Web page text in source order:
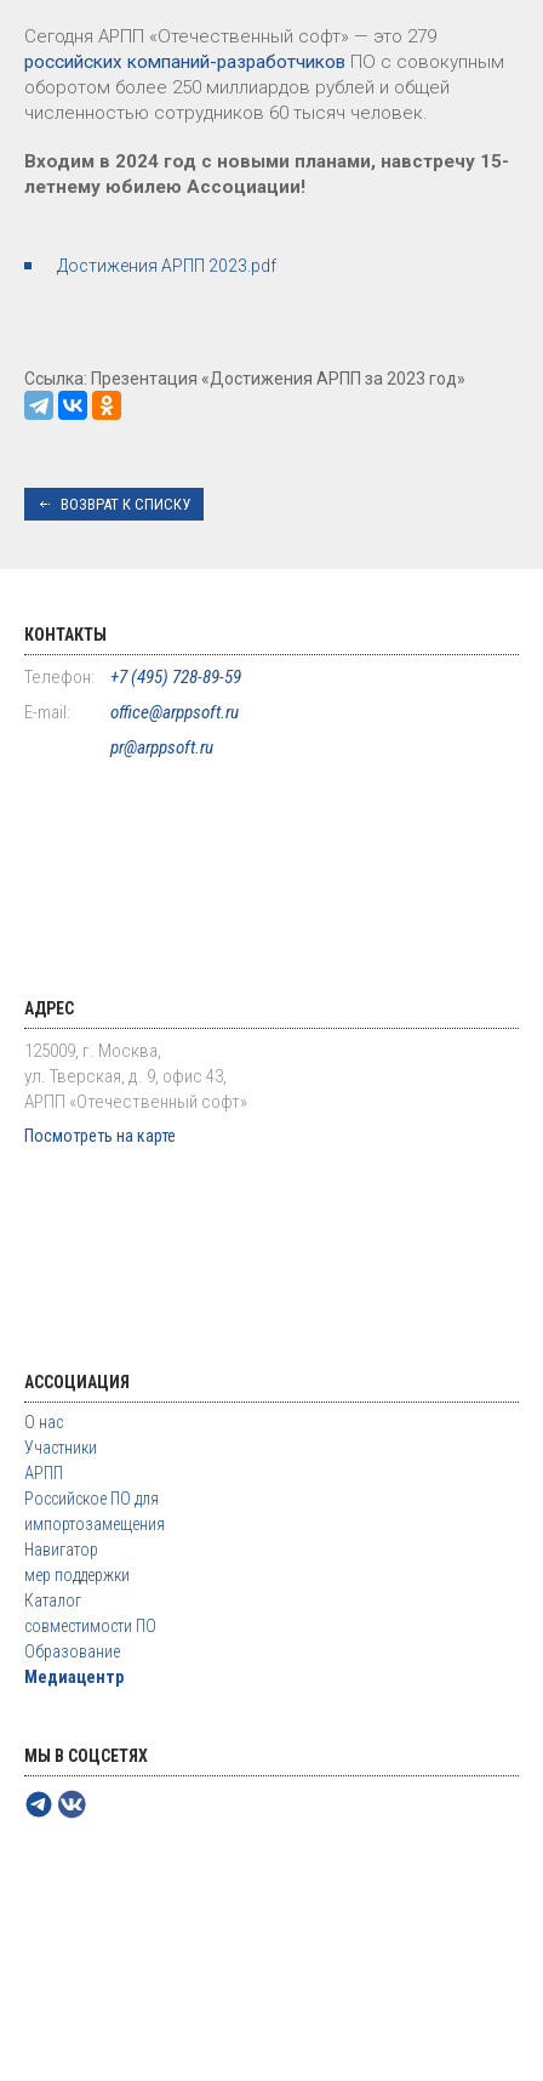
Сегодня АРПП «Отечественный софт» — это 279
российских компаний-разработчиков ПО с совокупным
оборотом более 250 миллиардов рублей и общей
численностью сотрудников 60 тысяч человек.
Входим в 2024 год с новыми планами, навстречу 15-
летнему юбилею Ассоциации!
Достижения АРПП 2023.pdf
Ссылка: Презентация «Достижения АРПП за 2023 год»
ВОЗВРАТ К СПИСКУ
КОНТАКТЫ
Телефон:
+7 (495) 728-89-59
E-mail:
office@arppsoft.ru
pr@arppsoft.ru
АДРЕС
125009, г. Москва,
ул. Тверская, д. 9, офис 43,
АРПП «Отечественный софт»
Посмотреть на карте
АССОЦИАЦИЯ
О нас
Участники
АРПП
Российское ПО для
импортозамещения
Навигатор
мер поддержки
Каталог
совместимости ПО
Образование
Медиацентр
МЫ В СОЦСЕТЯХ